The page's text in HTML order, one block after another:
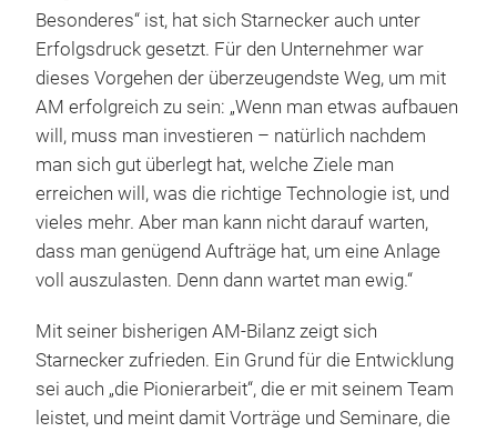
Besonderes“ ist, hat sich Starnecker auch unter
Erfolgsdruck gesetzt. Für den Unternehmer war
dieses Vorgehen der überzeugendste Weg, um mit
AM erfolgreich zu sein: „Wenn man etwas aufbauen
will, muss man investieren – natürlich nachdem
man sich gut überlegt hat, welche Ziele man
erreichen will, was die richtige Technologie ist, und
vieles mehr. Aber man kann nicht darauf warten,
dass man genügend Aufträge hat, um eine Anlage
voll auszulasten. Denn dann wartet man ewig.“
Mit seiner bisherigen AM-Bilanz zeigt sich
Starnecker zufrieden. Ein Grund für die Entwicklung
sei auch „die Pionierarbeit“, die er mit seinem Team
leistet, und meint damit Vorträge und Seminare, die